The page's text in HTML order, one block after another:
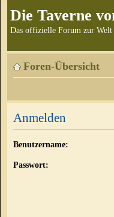
Die Taverne
Das offizielle Forum zur
Foren-Übersicht
Anmelden
Benutzername:
Passwort: